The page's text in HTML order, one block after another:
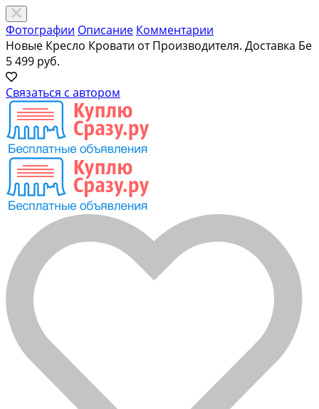
Фотографии Описание Комментарии
Новые Кресло Кровати от Производителя. Доставка Бе
5 499 руб.
Связаться с автором